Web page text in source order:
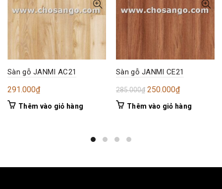
Sàn gỗ JANMI AC21
291.000₫
Thêm vào giỏ hàng
Sàn gỗ JANMI CE21
285.000₫ Giá
gốc
250.000₫Giá
hiện
Thêm vào giỏ hàng